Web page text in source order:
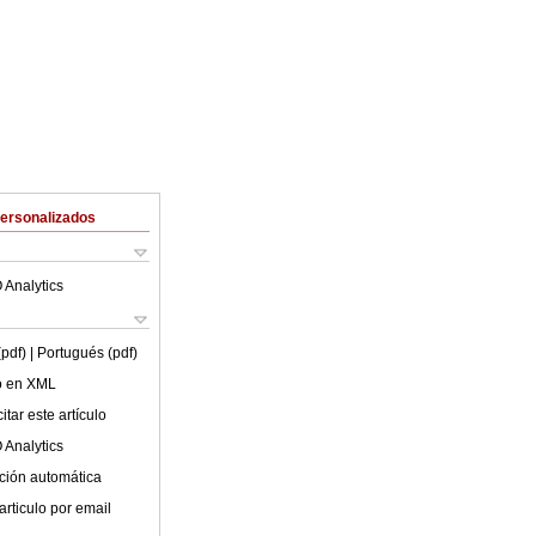
Analytics
| Portugués (pdf)
en XML
este artículo
Analytics
automática
por email